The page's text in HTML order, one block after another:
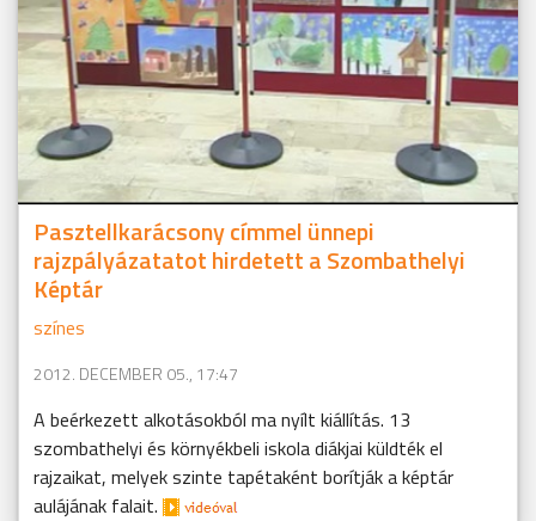
Pasztellkarácsony címmel ünnepi
rajzpályázatatot hirdetett a Szombathelyi
Képtár
színes
2012. DECEMBER 05., 17:47
A beérkezett alkotásokból ma nyílt kiállítás. 13
szombathelyi és környékbeli iskola diákjai küldték el
rajzaikat, melyek szinte tapétaként borítják a képtár
aulájának falait.